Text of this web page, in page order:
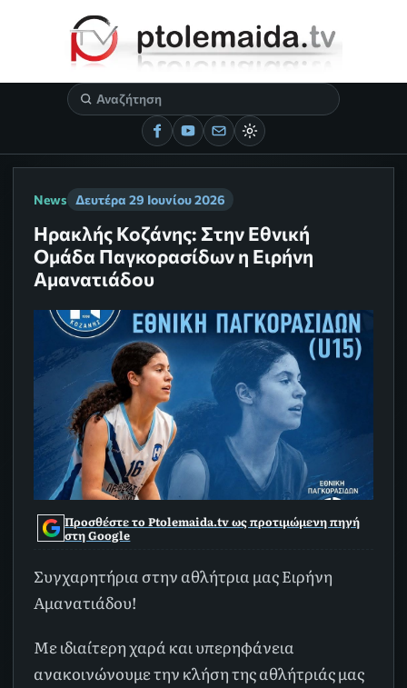
News Δευτέρα 29 Ιουνίου 2026
Ηρακλής Κοζάνης: Στην Εθνική
Ομάδα Παγκορασίδων η Ειρήνη
Αμανατιάδου
Προσθέστε το Ptolemaida.tv ως προτιμώμενη πηγή
στη Google
Συγχαρητήρια στην αθλήτρια μας Ειρήνη
Αμανατιάδου!
Με ιδιαίτερη χαρά και υπερηφάνεια
ανακοινώνουμε την κλήση της αθλήτριάς μας